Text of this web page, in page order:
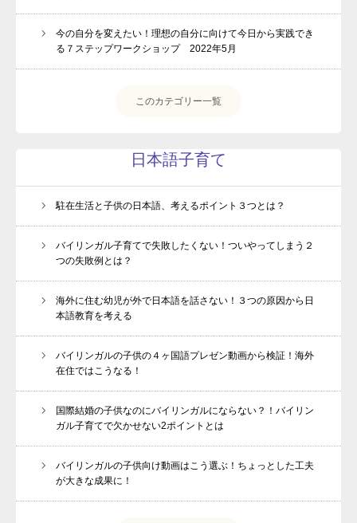
今の自分を変えたい！理想の自分に向けて今日から実践でき
る７ステップワークショップ 2022年5月
このカテゴリー一覧
日本語子育て
駐在生活と子供の日本語、考えるポイント３つとは？
バイリンガル子育てで失敗したくない！ついやってしまう２
つの失敗例とは？
海外に住む幼児が外で日本語を話さない！３つの原因から日
本語教育を考える
バイリンガルの子供の４ヶ国語プレゼン動画から検証！海外
在住ではこうなる！
国際結婚の子供なのにバイリンガルにならない？！バイリン
ガル子育てで欠かせない2ポイントとは
バイリンガルの子供向け動画はこう選ぶ！ちょっとした工夫
が大きな成果に！
動画プレゼントのお知らせ